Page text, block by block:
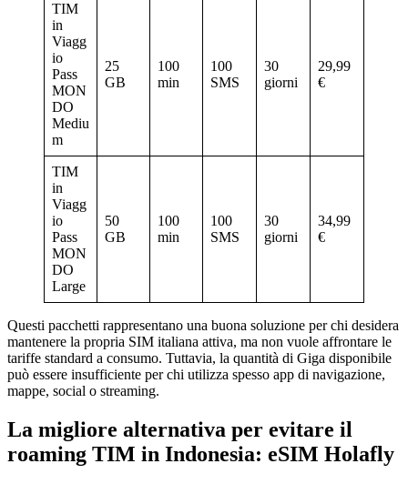
TIM
in
Viagg
io
Pass
MON
DO
Mediu
m
25
GB
100
min
100
SMS
30
giorni
29,99
€
TIM
in
Viagg
io
Pass
MON
DO
Large
50
GB
100
min
100
SMS
30
giorni
34,99
€
Questi pacchetti rappresentano una buona soluzione per chi desidera
mantenere la propria SIM italiana attiva, ma non vuole affrontare le
tariffe standard a consumo. Tuttavia, la quantità di Giga disponibile
può essere insufficiente per chi utilizza spesso app di navigazione,
mappe, social o streaming.
La migliore alternativa per evitare il
roaming TIM in Indonesia: eSIM Holafly